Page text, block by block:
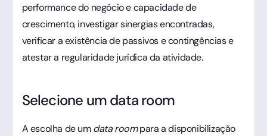
performance do negócio e capacidade de
crescimento, investigar sinergias encontradas,
verificar a existência de passivos e contingências e
atestar a regularidade jurídica da atividade.
Selecione um data room
A escolha de umdata roompara a disponibilização